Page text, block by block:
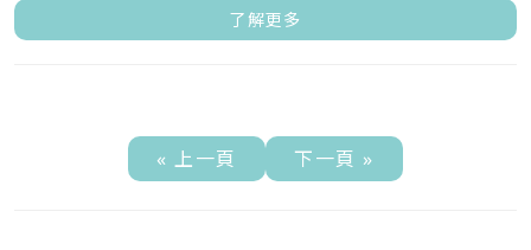
了解更多
« 上一頁 下一頁 »